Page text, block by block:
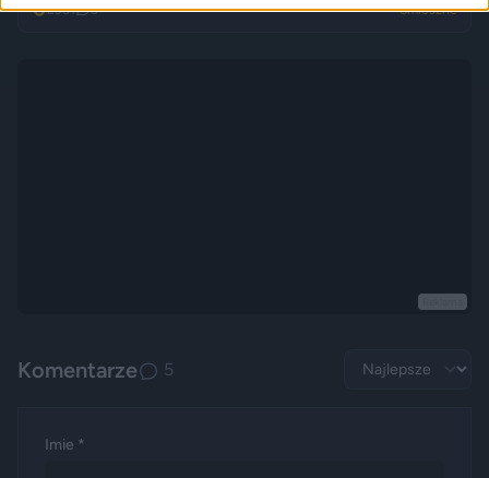
2951 5 Śmieszne
Komentarze 5
Imie *